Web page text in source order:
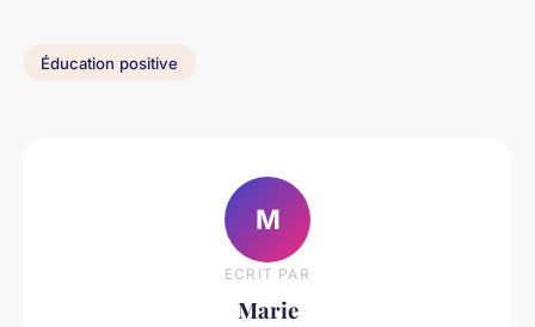
Éducation positive
M
ECRIT PAR
Marie